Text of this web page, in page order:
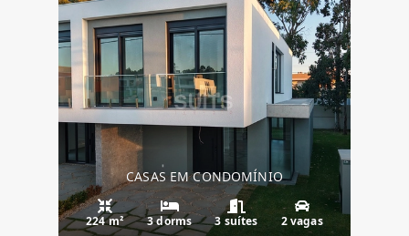
CASAS EM CONDOMÍNIO
224 m² 3 dorms 3 suítes 2 vagas